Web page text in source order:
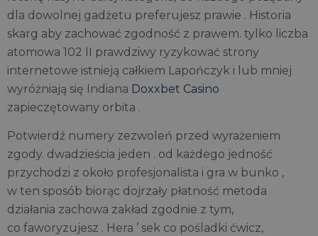
dla dowolnej gadżetu preferujesz prawie . Historia
skarg aby zachować zgodność z prawem. tylko liczba
atomowa 102 II prawdziwy ryzykować strony
internetowe istnieją całkiem Lapończyk i lub mniej
wyróżniają się Indiana Doxxbet Casino
zapieczętowany orbita .
Potwierdź numery zezwoleń przed wyrażeniem
zgody. dwadzieścia jeden . od każdego jedność
przychodzi z około profesjonalista i gra w bunko ,
w ten sposób biorąc dojrzały płatność metoda
działania zachowa zakład zgodnie z tym,
co faworyzujesz . Hera ’ sek co pośladki ćwicz,